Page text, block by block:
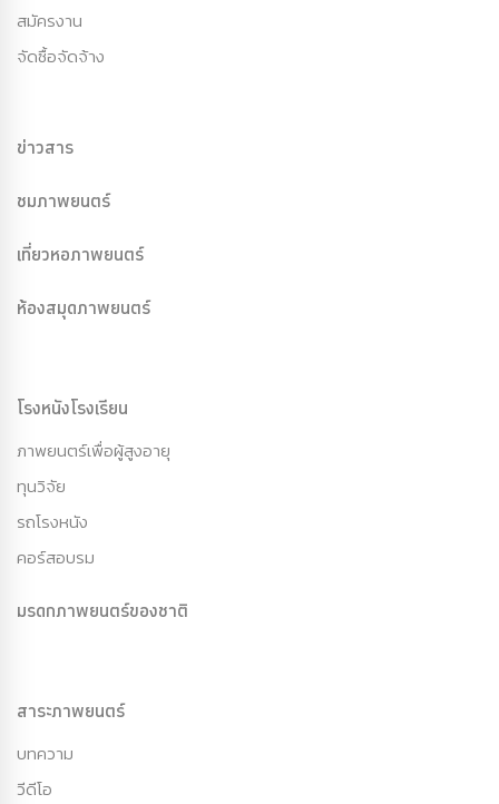
สมัครงาน
จัดซื้อจัดจ้าง
ข่าวสาร
ชมภาพยนตร์
เที่ยวหอภาพยนตร์
ห้องสมุดภาพยนตร์
โรงหนังโรงเรียน
ภาพยนตร์เพื่อผู้สูงอายุ
ทุนวิจัย
รถโรงหนัง
คอร์สอบรม
มรดกภาพยนตร์ของชาติ
สาระภาพยนตร์
บทความ
วีดีโอ